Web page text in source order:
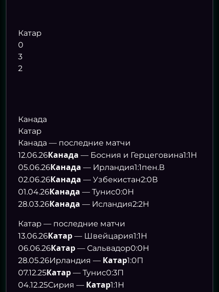
Катар
0
3
2
Канада
Катар
Канада — последние матчи
12.06.26Канада — Босния и Герцеговина1:1Н
05.06.26Канада — Ирландия1:1пен.В
02.06.26Канада — Узбекистан2:0В
01.04.26Канада — Тунис0:0Н
28.03.26Канада — Исландия2:2Н
Катар — последние матчи
13.06.26Катар — Швейцария1:1Н
06.06.26Катар — Сальвадор0:0Н
28.05.26Ирландия — Катар1:0П
07.12.25Катар — Тунис0:3П
04.12.25Сирия — Катар1:1Н